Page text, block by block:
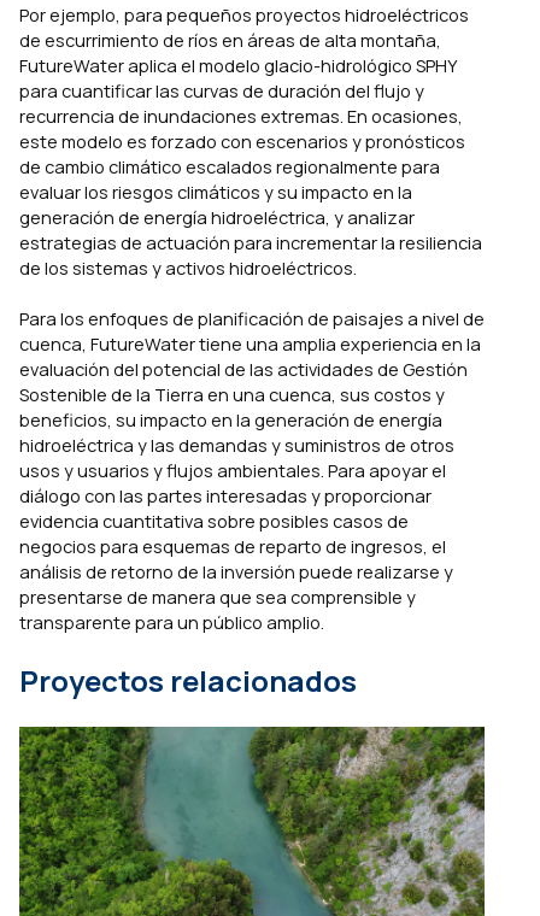
Por ejemplo, para pequeños proyectos hidroeléctricos
de escurrimiento de ríos en áreas de alta montaña,
FutureWater aplica el modelo glacio-hidrológico SPHY
para cuantificar las curvas de duración del flujo y
recurrencia de inundaciones extremas. En ocasiones,
este modelo es forzado con escenarios y pronósticos
de cambio climático escalados regionalmente para
evaluar los riesgos climáticos y su impacto en la
generación de energía hidroeléctrica, y analizar
estrategias de actuación para incrementar la resiliencia
de los sistemas y activos hidroeléctricos.
Para los enfoques de planificación de paisajes a nivel de
cuenca, FutureWater tiene una amplia experiencia en la
evaluación del potencial de las actividades de Gestión
Sostenible de la Tierra en una cuenca, sus costos y
beneficios, su impacto en la generación de energía
hidroeléctrica y las demandas y suministros de otros
usos y usuarios y flujos ambientales. Para apoyar el
diálogo con las partes interesadas y proporcionar
evidencia cuantitativa sobre posibles casos de
negocios para esquemas de reparto de ingresos, el
análisis de retorno de la inversión puede realizarse y
presentarse de manera que sea comprensible y
transparente para un público amplio.
Proyectos relacionados